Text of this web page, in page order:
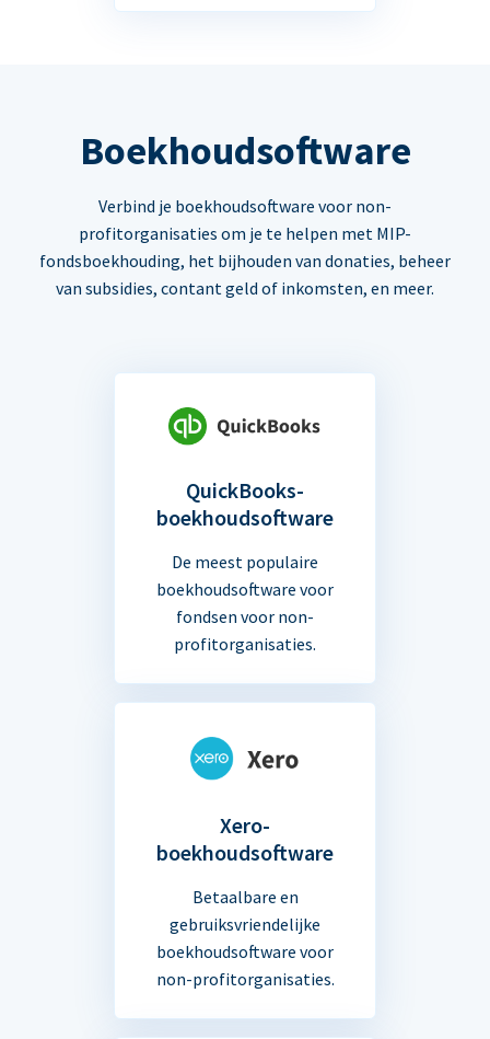
Boekhoudsoftware
Verbind je boekhoudsoftware voor non-
profitorganisaties om je te helpen met MIP-
fondsboekhouding, het bijhouden van donaties, beheer
van subsidies, contant geld of inkomsten, en meer.
QuickBooks-
boekhoudsoftware
De meest populaire
boekhoudsoftware voor
fondsen voor non-
profitorganisaties.
Xero-
boekhoudsoftware
Betaalbare en
gebruiksvriendelijke
boekhoudsoftware voor
non-profitorganisaties.